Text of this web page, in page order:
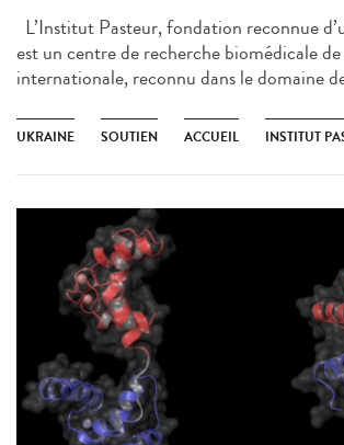
L’Institut Pasteur, fondation reconnue
est un centre de recherche biomédicale
internationale, reconnu dans le domaine
UKRAINE SOUTIEN ACCUEIL INSTITUT